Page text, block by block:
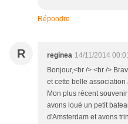
Répondre
R reginea 14/11/2014
Bonjour,<br /> <br />
et cette belle association
Mon plus récent
avons loué un petit
d'Amsterdam et avons